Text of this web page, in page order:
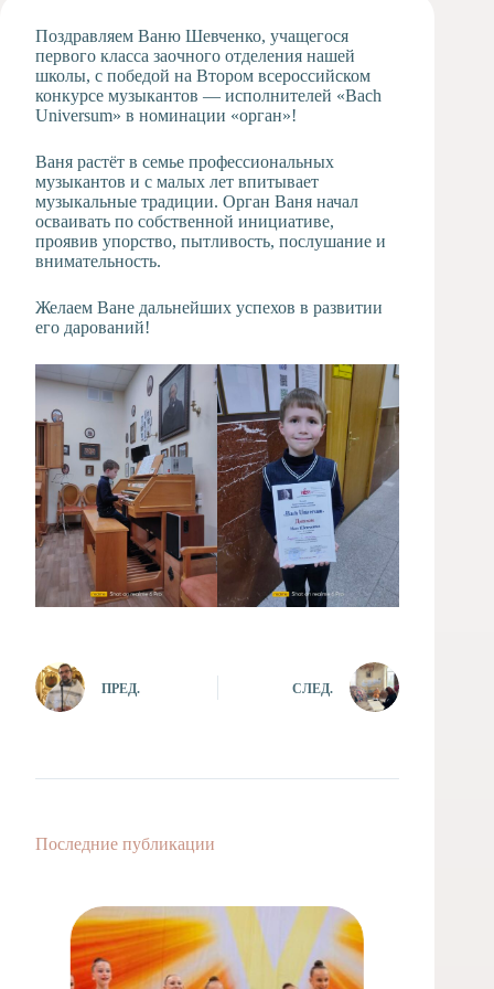
студия
Музыкальное
отделение
Психологическая
Тьюторская
служба
Поздравляем Ваню Шевченко, учащегося
первого класса заочного отделения нашей
школы, с победой на Втором всероссийском
конкурсе музыкантов — исполнителей «Bach
Universum» в номинации «орган»!
Ваня растёт в семье профессиональных
музыкантов и с малых лет впитывает
музыкальные традиции. Орган Ваня начал
осваивать по собственной инициативе,
проявив упорство, пытливость, послушание и
внимательность.
Желаем Ване дальнейших успехов в развитии
его дарований!
ПРЕД. СЛЕД.
Последние публикации